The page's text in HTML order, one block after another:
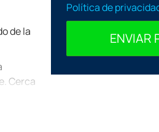
de la
Cerca
Política de
ENVIAR